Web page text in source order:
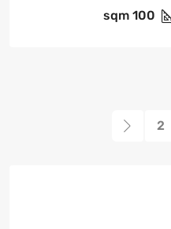
100
sqm
2